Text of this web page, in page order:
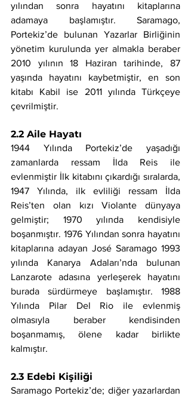
yılından sonra hayatını kitaplarına
adamaya başlamıştır. Saramago,
Portekiz’de bulunan Yazarlar Birliğinin
yönetim kurulunda yer almakla beraber
2010 yılının 18 Haziran tarihinde, 87
yaşında hayatını kaybetmiştir, en son
kitabı Kabil ise 2011 yılında Türkçeye
çevrilmiştir.
2.2 Aile Hayatı
1944 Yılında Portekiz’de yaşadığı
zamanlarda ressam İlda Reis ile
evlenmiştir İlk kitabını çıkardığı sıralarda,
1947 Yılında, ilk evliliği ressam İlda
Reis’ten olan kızı Violante dünyaya
gelmiştir; 1970 yılında kendisiyle
boşanmıştır. 1976 Yılından sonra hayatını
kitaplarına adayan José Saramago 1993
yılında Kanarya Adaları’nda bulunan
Lanzarote adasına yerleşerek hayatını
burada sürdürmeye başlamıştır. 1988
Yılında Pilar Del Rio ile evlenmiş
olmasıyla beraber kendisinden
boşanmamış, ölene kadar birlikte
kalmıştır.
2.3 Edebi Kişiliği
Saramago Portekiz’de; diğer yazarlardan